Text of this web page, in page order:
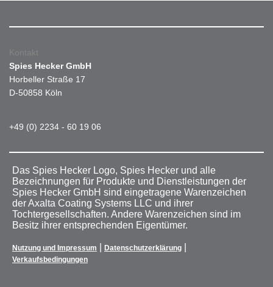
Kontakt
Spies Hecker GmbH
Horbeller Straße 17
D-50858 Köln
+49 (0) 2234 - 60 19 06
Das Spies Hecker Logo, Spies Hecker und alle
Bezeichnungen für Produkte und Dienstleistungen der
Spies Hecker GmbH sind eingetragene Warenzeichen
der Axalta Coating Systems LLC und ihrer
Tochtergesellschaften. Andere Warenzeichen sind im
Besitz ihrer entsprechenden Eigentümer.
Nutzung und Impressum Datenschutzerklärung
Verkaufsbedingungen